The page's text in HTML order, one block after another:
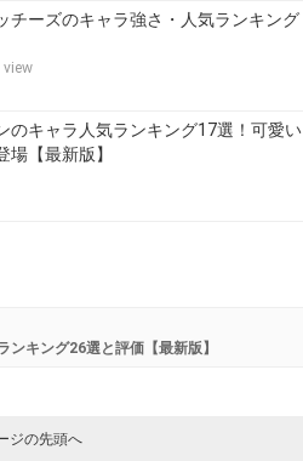
チーズのキャラ強さ・人気ランキング
のキャラ人気ランキング17選！可愛い
場【最新版】
キング26選と評価【最新版】
ジの先頭へ